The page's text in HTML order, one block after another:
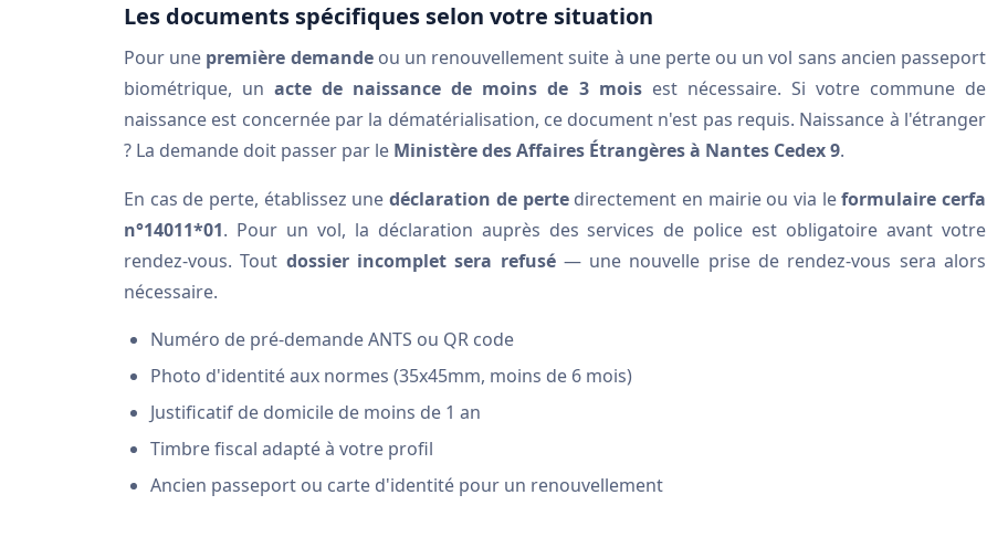
Les documents spécifiques selon votre situation
Pour une première demandeou un renouvellement suite à une perte ou un vol sans ancien passeport
biométrique, unacte de naissance de moins de 3 moisest nécessaire. Si votre commune de
naissance est concernée par la dématérialisation, ce document n'est pas requis. Naissance à l'étranger
? La demande doit passer par le Ministère des Affaires Étrangères à Nantes Cedex 9.
En cas de perte, établissez unedéclaration de pertedirectement en mairie ou via leformulaire cerfa
n°14011*01. Pour un vol, la déclaration auprès des services de police est obligatoire avant votre
rendez-vous. Tout dossier incomplet sera refusé— une nouvelle prise de rendez-vous sera alors
nécessaire.
Numéro de pré-demande ANTS ou QR code
Photo d'identité aux normes (35x45mm, moins de 6 mois)
Justificatif de domicile de moins de 1 an
Timbre fiscal adapté à votre profil
Ancien passeport ou carte d'identité pour un renouvellement